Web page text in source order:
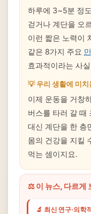
하루에 3~5분 정
걷거나 계단을 오
이런 짧은 노력이
같은 8가지 주요
효과적이라는 사
💡 우리 생활에 미치
이제 운동을 거창
버스를 타러 갈 때
대신 계단을 한 층
몸의 건강을 지킬
먹는 셈이지요.
⚖️ 이 뉴스, 다르게
🔬 최신 연구·의학